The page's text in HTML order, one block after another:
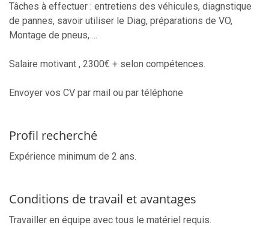
Tâches à effectuer : entretiens des véhicules, diagnstique
de pannes, savoir utiliser le Diag, préparations de VO,
Montage de pneus, ...
Salaire motivant , 2300€ + selon compétences.
Envoyer vos CV par mail ou par téléphone
Profil recherché
Expérience minimum de 2 ans.
Conditions de travail et avantages
Travailler en équipe avec tous le matériel requis.